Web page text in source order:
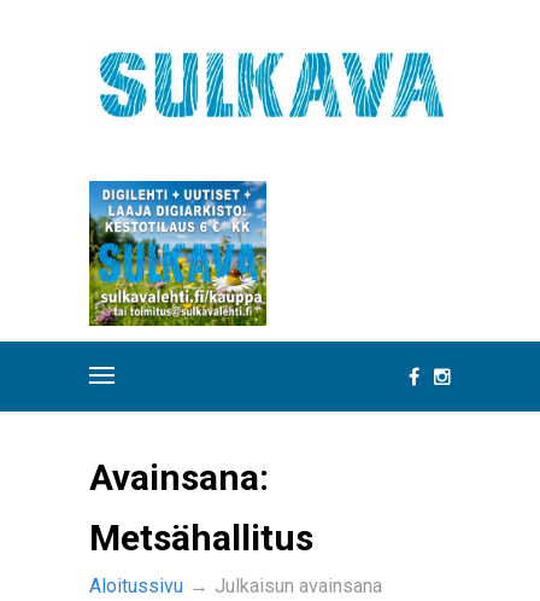
Avainsana:
Metsähallitus
Aloitussivu → Julkaisun avainsana